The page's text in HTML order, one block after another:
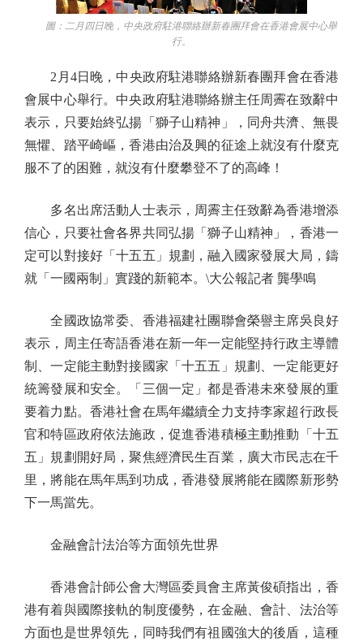
圖：二月四日晚，中央政府駐港聯絡辦新春團拜會在香港會展中心舉
行。
2月4日晚，中央政府駐港聯絡辦新春團拜會在香港
會展中心舉行。中央政府駐港聯絡辦主任周霽在致辭中
表示，只要始終弘揚「獅子山精神」，同舟共濟、無畏
無懼、踏平崎嶇，香港由治及興的征途上就沒有什麼克
服不了的困難，就沒有什麼攀登不了的高峰！
多名出席活動人士表示，周霽主任致辭為香港增添
信心，只要社會各界共同弘揚「獅子山精神」，香港一
定可以對接好「十五五」規劃，融入國家發展大局，鑄
就「一國兩制」實踐的新範本。\大公報記者 龔學鳴
全國政協常委、香港福建社團聯會榮譽主席吳良好
表示，周主任寄語香港在新一年一定能堅持行政主導體
制、一定能主動對接國家「十五五」規劃、一定能更好
統籌發展和安全。「三個一定」都是香港未來發展的重
要着力點。香港社會在馬年繼續全力支持李家超行政長
官和特區政府依法施政，促進香港積極主動推動「十五
五」規劃開好局，聚焦經濟民生百業，廣大市民志在千
里，將能在馬年馬到功成，香港發展將能在國際新形勢
下一馬當先。
金融會計法治等方面領先世界
香港會計師公會大灣區委員會主席黃俊碩指出，香
港有着與國際接軌的制度優勢，在金融、會計、法治等
方面也是世界領先，同時我們有祖國強大的後盾，這種